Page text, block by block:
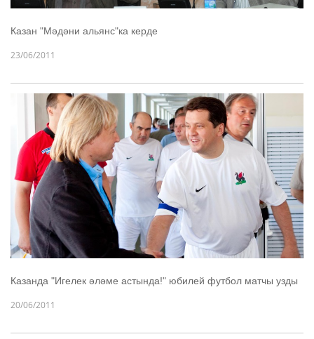
Казан "Мәдәни альянс"ка керде
23/06/2011
Казанда "Игелек әләме астында!" юбилей футбол матчы узды
20/06/2011